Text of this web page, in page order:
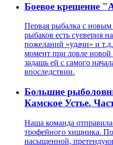
Боевое крещение
Первая рыбалка с
рыбаков есть суеверия
пожеланий «удачи» и
момент при ловле
задашь ей с самого
впоследствии.
Большие
Камское Устье.
Наша команда
трофейного хищника.
насыщенной,